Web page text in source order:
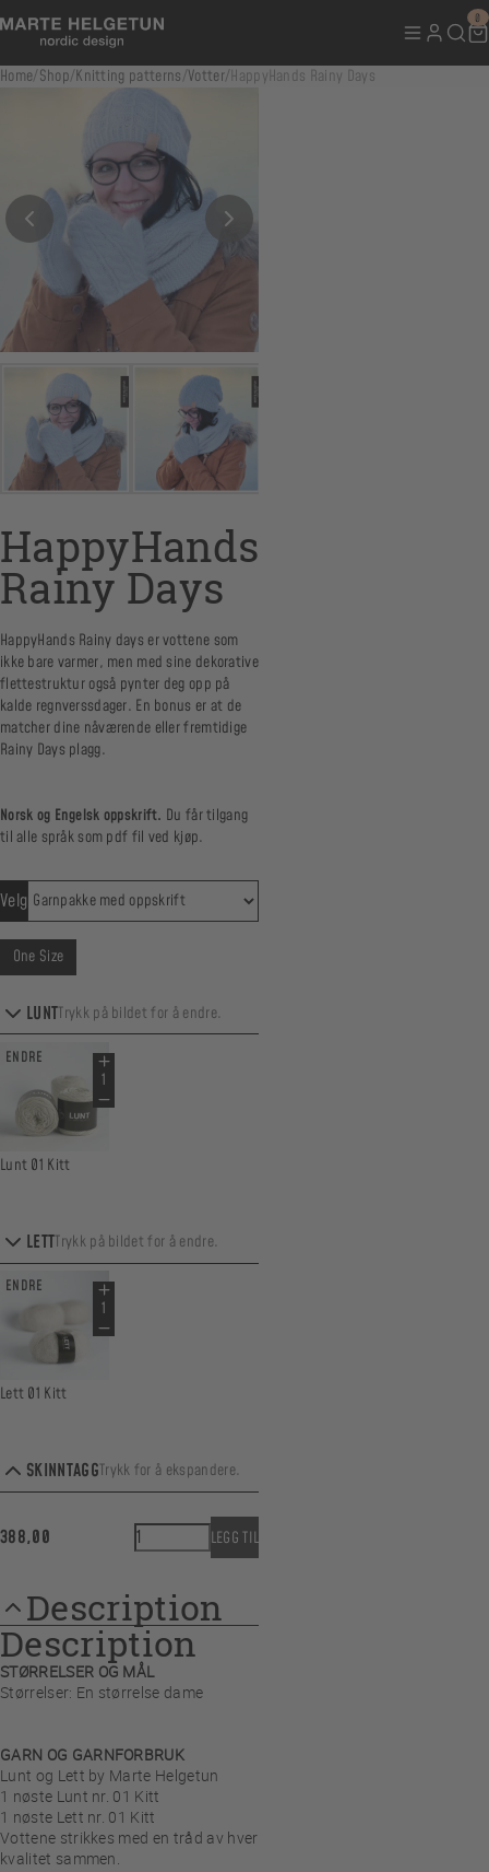
0
Home/Shop/Knitting patterns/Votter/HappyHands Rainy Days
HappyHands
Rainy Days
HappyHands Rainy days er vottene som
ikke bare varmer, men med sine dekorative
flettestruktur også pynter deg opp på
kalde regnverssdager. En bonus er at de
matcher dine nåværende eller fremtidige
Rainy Days plagg.
Norsk og Engelsk oppskrift. Du får tilgang
til alle språk som pdf fil ved kjøp.
Velg
One Size
LUNTTrykk på bildet for å endre.
ENDRE
Lunt 01 Kitt
LETTTrykk på bildet for å endre.
ENDRE
Lett 01 Kitt
SKINNTAGGTrykk for å ekspandere.
Skinntagg Natur
388,00 HappyHands Rainy Days quantity
LEGG TIL
Description
Description
STØRRELSER OG MÅL
Størrelser: En størrelse dame
GARN OG GARNFORBRUK
Lunt og Lett by Marte Helgetun
1 nøste Lunt nr. 01 Kitt
1 nøste Lett nr. 01 Kitt
Vottene strikkes med en tråd av hver
kvalitet sammen.